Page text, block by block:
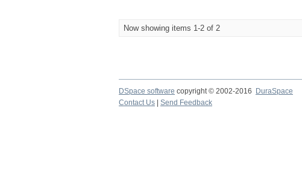
Now showing items 1-2 of 2
DSpace software copyright © 2002-2016 DuraSpace
Contact Us
Send Feedback